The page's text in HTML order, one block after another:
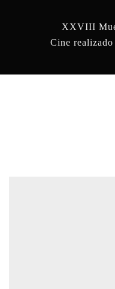
XXVIII
Cine